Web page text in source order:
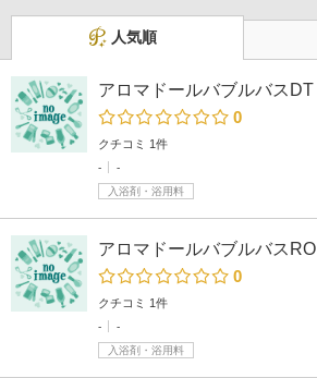
人気順
アロマドールバブルバスDT
0
クチコミ 1件
-
-
入浴剤・浴用料
アロマドールバブルバスRO
0
クチコミ 1件
-
-
入浴剤・浴用料